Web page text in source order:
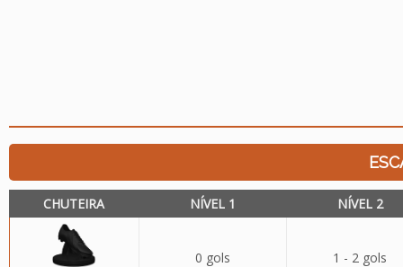
CHUTEIRA NÍVEL 1 NÍVEL 2
0 gols 1 - 2 gols